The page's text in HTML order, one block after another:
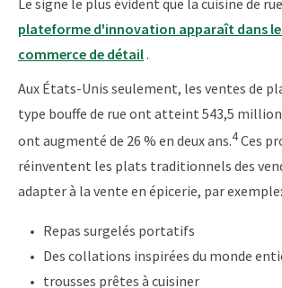
Le signe le plus évident que la cuisine de rue
plateforme d'innovation apparaît dans le
commerce de détail.
Aux États-Unis seulement, les ventes de
type bouffe de rue ont atteint 543,5
ont augmenté de 26 % en deux ans.4Ces
réinventent les plats traditionnels des
adapter à la vente en épicerie, par exemple:
Repas surgelés portatifs
Des collations inspirées du monde
trousses prêtes à cuisiner